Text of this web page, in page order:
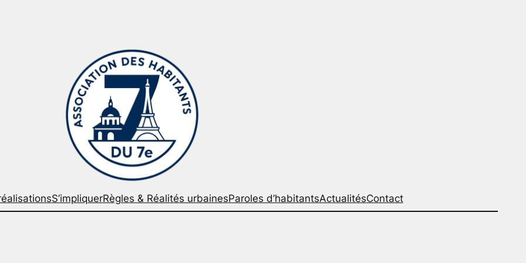
S’impliquerRègles & Réalités urbainesParoles d’habitantsActualitésContact